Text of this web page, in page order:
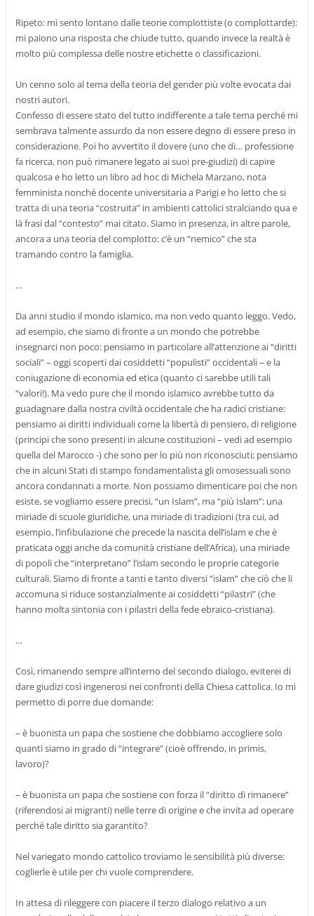
Ripeto: mi sento lontano dalle teorie complottiste (o complottarde):
mi paiono una risposta che chiude tutto, quando invece la realtà è
molto più complessa delle nostre etichette o classificazioni.
Un cenno solo al tema della teoria del gender più volte evocata dai
nostri autori.
Confesso di essere stato del tutto indifferente a tale tema perché mi
sembrava talmente assurdo da non essere degno di essere preso in
considerazione. Poi ho avvertito il dovere (uno che di… professione
fa ricerca, non può rimanere legato ai suoi pre-giudizi) di capire
qualcosa e ho letto un libro ad hoc di Michela Marzano, nota
femminista nonché docente universitaria a Parigi e ho letto che si
tratta di una teoria “costruita” in ambienti cattolici stralciando qua e
là frasi dal “contesto” mai citato. Siamo in presenza, in altre parole,
ancora a una teoria del complotto: c’è un “nemico” che sta
tramando contro la famiglia.
…
Da anni studio il mondo islamico, ma non vedo quanto leggo. Vedo,
ad esempio, che siamo di fronte a un mondo che potrebbe
insegnarci non poco: pensiamo in particolare all’attenzione ai “diritti
sociali” – oggi scoperti dai cosiddetti “populisti” occidentali – e la
coniugazione di economia ed etica (quanto ci sarebbe utili tali
“valori!). Ma vedo pure che il mondo islamico avrebbe tutto da
guadagnare dalla nostra civiltà occidentale che ha radici cristiane:
pensiamo ai diritti individuali come la libertà di pensiero, di religione
(principi che sono presenti in alcune costituzioni – vedi ad esempio
quella del Marocco -) che sono per lo più non riconosciuti; pensiamo
che in alcuni Stati di stampo fondamentalista gli omosessuali sono
ancora condannati a morte. Non possiamo dimenticare poi che non
esiste, se vogliamo essere precisi, “un Islam”, ma “più Islam”: una
miriade di scuole giuridiche, una miriade di tradizioni (tra cui, ad
esempio, l’infibulazione che precede la nascita dell’islam e che è
praticata oggi anche da comunità cristiane dell’Africa), una miriade
di popoli che “interpretano” l’islam secondo le proprie categorie
culturali. Siamo di fronte a tanti e tanto diversi “islam” che ciò che li
accomuna si riduce sostanzialmente ai cosiddetti “pilastri” (che
hanno molta sintonia con i pilastri della fede ebraico-cristiana).
…
Così, rimanendo sempre all’interno del secondo dialogo, eviterei di
dare giudizi così ingenerosi nei confronti della Chiesa cattolica. Io mi
permetto di porre due domande:
– è buonista un papa che sostiene che dobbiamo accogliere solo
quanti siamo in grado di “integrare” (cioè offrendo, in primis,
lavoro)?
– è buonista un papa che sostiene con forza il “diritto di rimanere”
(riferendosi ai migranti) nelle terre di origine e che invita ad operare
perché tale diritto sia garantito?
Nel variegato mondo cattolico troviamo le sensibilità più diverse:
coglierle è utile per chi vuole comprendere.
In attesa di rileggere con piacere il terzo dialogo relativo a un